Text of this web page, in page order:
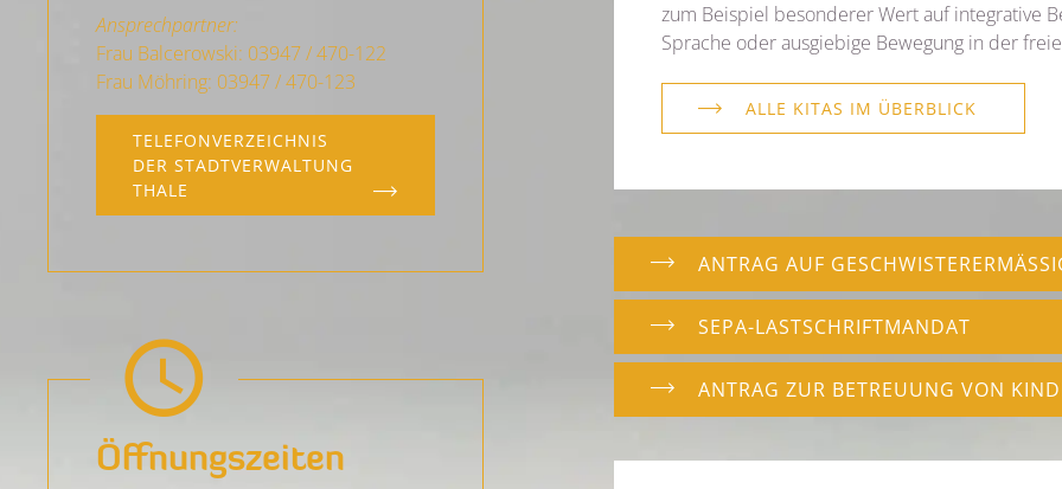
Ansprechpartner:
Frau Balcerowski: 03947 / 470-122
Frau Möhring: 03947 / 470-123
TELEFONVERZEICHNIS
DER STADTVERWALTUNG
THALE
Öffnungs­zeiten
zum Beispiel besonderer Wert auf integrative
Sprache oder ausgiebige Bewegung in der
ALLE KITAS IM ÜBERBLICK
ANTRAG AUF
SEPA-LASTSCHRIFTMANDAT
ANTRAG ZUR BETREUUNG VON